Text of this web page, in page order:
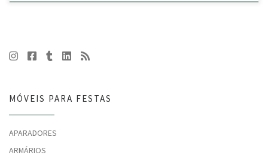
MÓVEIS PARA FESTAS
APARADORES
ARMÁRIOS